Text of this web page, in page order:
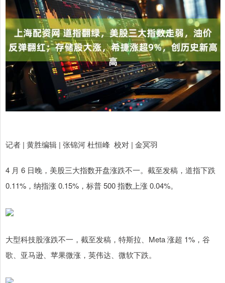
记者 | 黄胜编辑 | 张锦河 杜恒峰 校对 | 金冥羽
4 月 6 日晚，美股三大指数开盘涨跌不一。截至发稿，道指下跌
0.11%，纳指涨 0.15%，标普 500 指数上涨 0.04%。
大型科技股涨跌不一，截至发稿，特斯拉、Meta 涨超 1%，谷
歌、亚马逊、苹果微涨，英伟达、微软下跌。